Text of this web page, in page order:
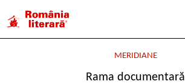
MERIDIANE
Rama documentară